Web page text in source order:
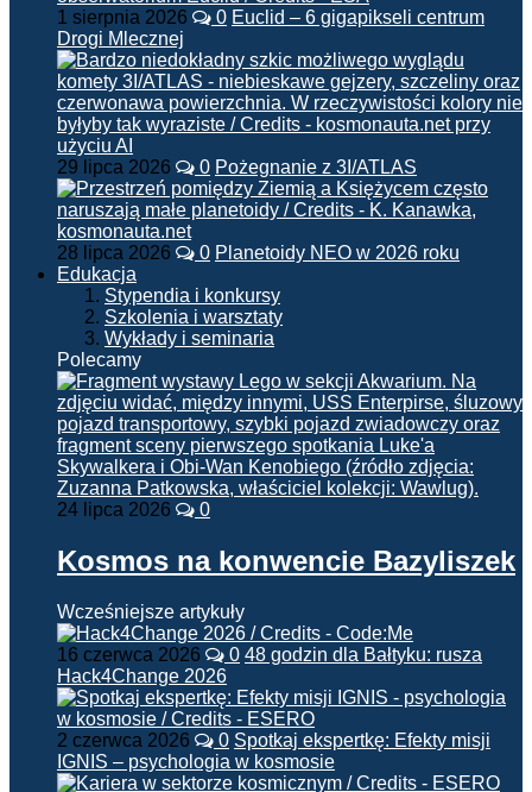
1 sierpnia 2026 0 Euclid – 6 gigapikseli centrum
Drogi Mlecznej
29 lipca 2026 0 Pożegnanie z 3I/ATLAS
28 lipca 2026 0 Planetoidy NEO w 2026 roku
Edukacja
Stypendia i konkursy
Szkolenia i warsztaty
Wykłady i seminaria
Polecamy
24 lipca 2026 0
Kosmos na konwencie Bazyliszek
Wcześniejsze artykuły
16 czerwca 2026 0 48 godzin dla Bałtyku: rusza
Hack4Change 2026
2 czerwca 2026 0 Spotkaj ekspertkę: Efekty misji
IGNIS – psychologia w kosmosie